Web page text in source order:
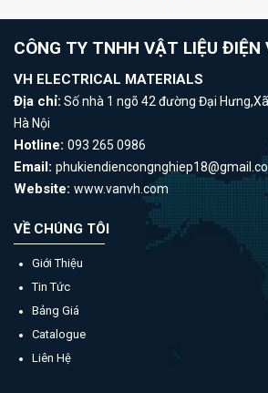
CÔNG TY TNHH VẬT LIỆU ĐIỆN
VH ELECTRICAL MATERIALS
Địa chỉ: Số nhà 1 ngõ 42 đường Đại
Hà Nội
Hotline: 093 265 0986
Email:
Website: www.vanvh.com
VỀ CHÚNG TÔI
Giới Thiệu
Tin Tức
Bảng Giá
Catalogue
Liên Hệ